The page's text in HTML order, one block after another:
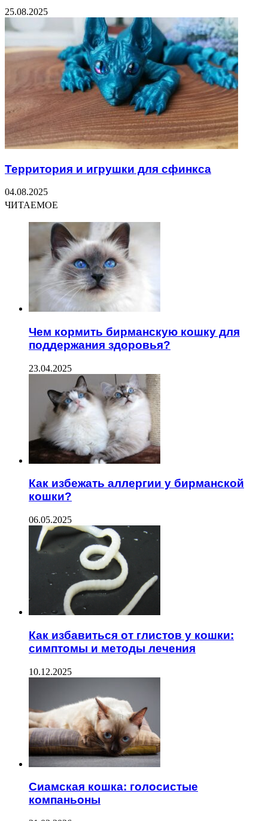
25.08.2025
Территория и игрушки для сфинкса
04.08.2025
ЧИТАЕМОЕ
Чем кормить бирманскую кошку для
поддержания здоровья?
23.04.2025
Как избежать аллергии у бирманской
кошки?
06.05.2025
Как избавиться от глистов у кошки:
симптомы и методы лечения
10.12.2025
Сиамская кошка: голосистые
компаньоны